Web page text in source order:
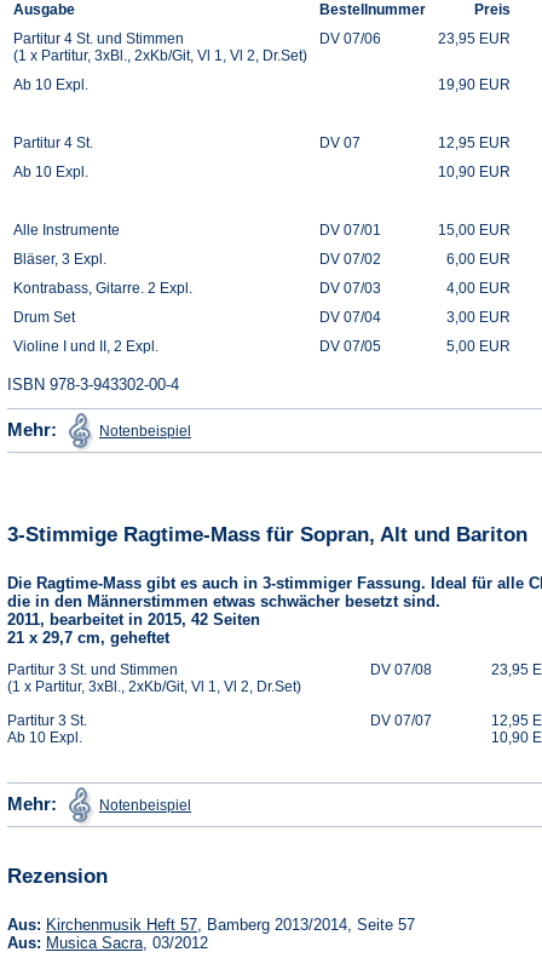
Ausgabe Bestellnummer
Preis
Partitur 4 St. und Stimmen
(1 x Partitur, 3xBl., 2xKb/Git, Vl 1, Vl 2, Dr.Set)
DV 07/06 23,95 EUR
Ab 10 Expl. 19,90 EUR
Partitur 4 St. DV 07
12,95 EUR
Ab 10 Expl.
10,90 EUR
Alle Instrumente DV 07/01
15,00 EUR
Bläser, 3 Expl.
DV 07/02
6,00 EUR
Kontrabass, Gitarre. 2 Expl.
DV 07/03
4,00 EUR
Drum Set
DV 07/04
3,00 EUR
Violine I und II, 2 Expl.
DV 07/05 5,00 EUR
ISBN 978-3-943302-00-4
Mehr: Notenbeispiel in
einem
3-Stimmige Ragtime-Mass für Sopran, Alt und Bariton
Die Ragtime-Mass gibt es auch in 3-stimmiger Fassung. Ideal für alle
die in den Männerstimmen etwas schwächer besetzt sind.
2011, bearbeitet in 2015, 42 Seiten
21 x 29,7 cm, geheftet
Partitur 3 St. und Stimmen
(1 x Partitur, 3xBl., 2xKb/Git, Vl 1, Vl 2, Dr.Set)
DV 07/08 23,95
Partitur 3 St. DV 07/07
12,95
Ab 10 Expl.
10,90
Mehr: Notenbeispiel in
einem
Rezension
Aus: Kirchenmusik Heft 57(Öffnet
in
, Bamberg 2013/2014, Seite 57
Aus: Musica Sacra(Öffnet
, 03/2012